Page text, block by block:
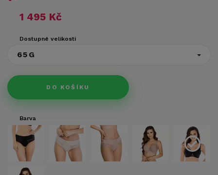
1 495 Kč
Dostupné velikosti
65G
DO KOŠÍKU
Barva